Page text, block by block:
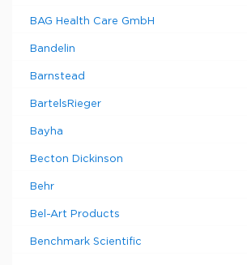
BAG Health Care GmbH
Bandelin
Barnstead
BartelsRieger
Bayha
Becton Dickinson
Behr
Bel-Art Products
Benchmark Scientific